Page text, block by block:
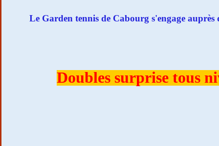
Le Garden tennis de Cabourg s'engage
Doubles surprise tous